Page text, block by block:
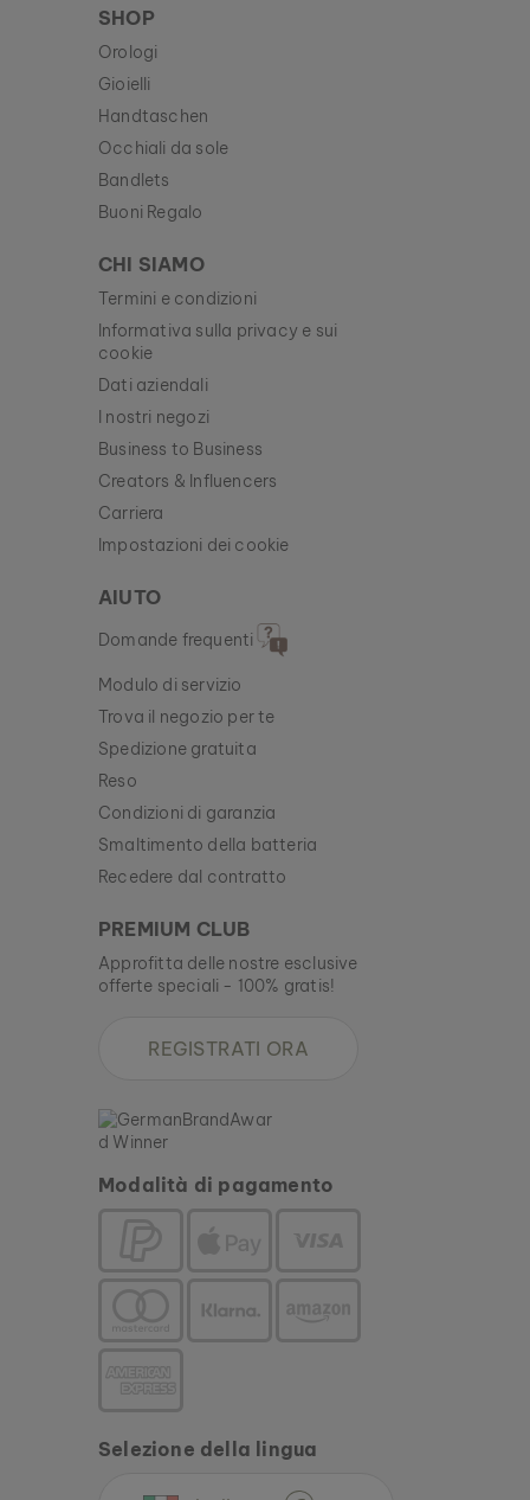
SHOP
Orologi
Gioielli
Handtaschen
Occhiali da sole
Bandlets
Buoni Regalo
CHI SIAMO
Termini e condizioni
Informativa sulla privacy e sui
cookie
Dati aziendali
I nostri negozi
Business to Business
Creators & Influencers
Carriera
Impostazioni dei cookie
AIUTO
Domande frequenti
Modulo di servizio
Trova il negozio per te
Spedizione gratuita
Reso
Condizioni di garanzia
Smaltimento della batteria
Recedere dal contratto
PREMIUM CLUB
Approfitta delle nostre esclusive
offerte speciali - 100% gratis!
REGISTRATI ORA
Modalità di pagamento
Selezione della lingua